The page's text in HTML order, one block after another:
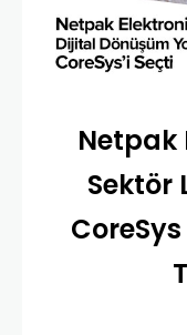
Netpak
Sektör